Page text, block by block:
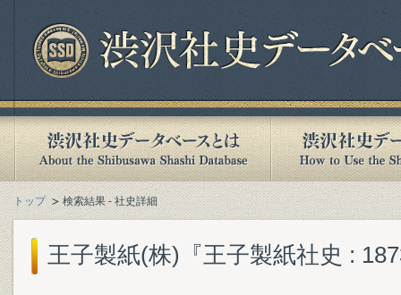
トップ 検索結果 - 社史詳細
王子製紙(株)『王子製紙社史 :